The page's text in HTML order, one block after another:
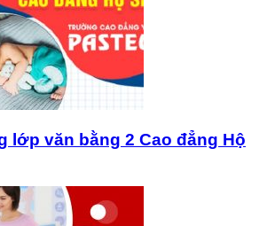
lớp văn bằng 2 Cao đẳng Hộ